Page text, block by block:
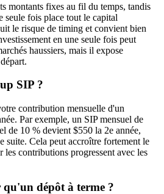
montants fixes au fil du temps, tandis
seule fois place tout le capital
le risque de timing et convient bien
en une seule fois peut
haussiers, mais il expose
SIP ?
contribution mensuelle d'un
Par exemple, un SIP mensuel de
de 10 % devient $550 la 2e année,
suite. Cela peut accroître fortement le
les contributions progressent avec les
dépôt à terme ?